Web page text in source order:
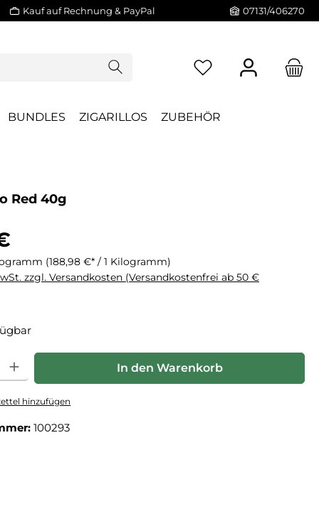
Kauf auf Rechnung & PayPal 07131/406270
BUNDLES ZIGARILLOS ZUBEHÖR
Red 40g
(188,98 €* / 1 Kilogramm)
zzgl. Versandkosten (Versandkostenfrei ab 50 €
Gib den gewünschten Wert ein oder benutze die Schaltflächen um die
In den Warenkorb
hinzufügen
100293